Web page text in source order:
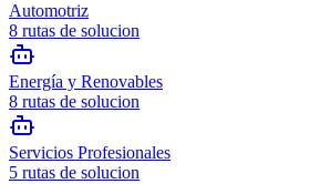
Automotriz
8 rutas de solucion
Energía y Renovables
8 rutas de solucion
Servicios Profesionales
5 rutas de solucion